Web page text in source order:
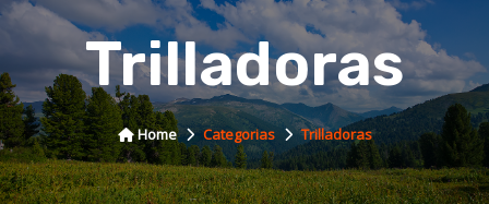
Trilladoras
Home Categorias Trilladoras